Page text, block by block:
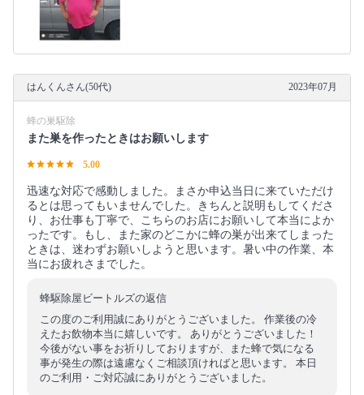
はんくんさん(50代) 2023年07月
蜂の巣駆除
また巣を作ったときはお願いします
5.00
迅速な対応で感動しました。まさか申込当日に来ていただけ
るとは思ってもいませんでした。きちんと説明もしてくださ
り、お仕事も丁寧で、こちらのお店にお願いして本当によか
ったです。もし、また家のどこかに蜂の巣が出来てしまった
ときは、迷わずお願いしようと思います。暑い中の作業、本
当にお疲れさまでした。
蜂駆除屋ビートルズの返信
この度のご利用誠にありがとうございました。 作業後の冷
えたお飲物本当に嬉しいです。 ありがとうございました！
今後がない事をお祈りしておりますが、また蜂で気になる
事が発生の際は遠慮なくご相談頂ければと思います。 本日
のご利用・ご対応誠にありがとうございました。